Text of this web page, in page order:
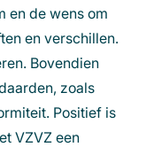
en de wens om
en verschillen.
Bovendien
zoals
Positief is
VZVZ een